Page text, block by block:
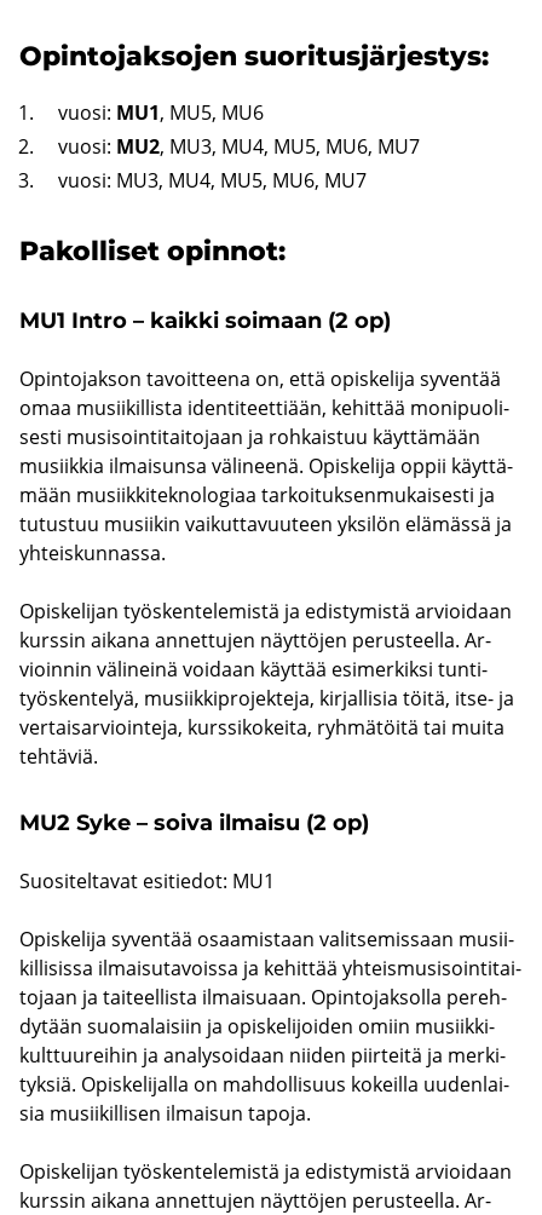
Opin­to­jak­so­jen suo­ri­tus­jär­jes­tys:
vuosi: MU1, MU5, MU6
vuosi: MU2, MU3, MU4, MU5, MU6, MU7
vuosi: MU3, MU4, MU5, MU6, MU7
Pa­kol­li­set opin­not:
MU1 Intro – kaik­ki soi­maan (2 op)
Opin­to­jak­son ta­voit­tee­na on, että opis­ke­li­ja sy­ven­tää
omaa musii­kil­lis­ta iden­ti­teet­ti­ään, ke­hit­tää mo­ni­puo­li­
ses­ti musi­soin­ti­tai­to­jaan ja roh­kais­tuu käyt­tä­mään
musiik­kia il­mai­sun­sa vä­li­nee­nä. Opis­ke­li­ja oppii käyt­tä­
mään musiik­ki­tek­no­lo­gi­aa tar­koi­tuk­sen­mu­kai­ses­ti ja
tu­tus­tuu musii­kin vai­kut­ta­vuu­teen yk­si­lön elä­mäs­sä ja
yh­teis­kun­nas­sa.
Opis­ke­li­jan työs­ken­te­le­mis­tä ja edis­ty­mis­tä ar­vioi­daan
kurs­sin ai­ka­na an­net­tu­jen näyt­tö­jen pe­rus­teel­la. Ar­
vioin­nin vä­li­nei­nä voi­daan käyt­tää esi­mer­kik­si tun­ti­
työs­ken­te­lyä, musiik­ki­pro­jek­te­ja, kir­jal­li­sia töitä, itse- ja
ver­tai­sar­vioin­te­ja, kurs­si­ko­kei­ta, ryh­mä­töi­tä tai muita
teh­tä­viä.
MU2 Syke – soiva il­mai­su (2 op)
Suo­si­tel­ta­vat esi­tie­dot: MU1
Opis­ke­li­ja sy­ven­tää osaa­mis­taan va­lit­se­mis­saan musii­
kil­li­sis­sa il­mai­su­ta­vois­sa ja ke­hit­tää yh­teis­musi­soin­ti­tai­
to­jaan ja tai­teel­lis­ta il­mai­su­aan. Opin­to­jak­sol­la pe­reh­
dy­tään suo­ma­lai­siin ja opis­ke­li­joi­den omiin musiik­ki­
kult­tuu­rei­hin ja ana­ly­soi­daan nii­den piir­tei­tä ja mer­ki­
tyk­siä. Opis­ke­li­jal­la on mah­dol­li­suus ko­keil­la uu­den­lai­
sia musii­kil­li­sen il­mai­sun ta­po­ja.
Opis­ke­li­jan työs­ken­te­le­mis­tä ja edis­ty­mis­tä ar­vioi­daan
kurs­sin ai­ka­na an­net­tu­jen näyt­tö­jen pe­rus­teel­la. Ar­